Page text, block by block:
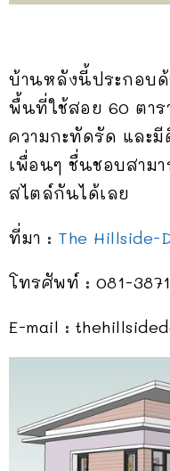
บ้านหลังนี้ประกอบ
พื้นที่ใช้สอย 60 ตาร
ความกะทัดรัด และ
เพื่อนๆ ชื่นชอบสาม
สไตล์กันได้เลย
ที่มา : The Hillside-
โทรศัพท์ : 081-
E-mail :